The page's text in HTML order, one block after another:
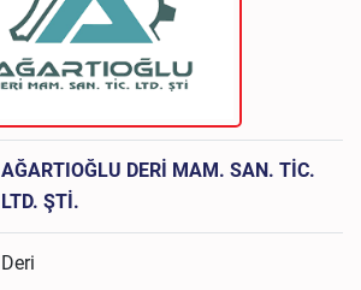
AĞARTIOĞLU DERİ MAM. SAN. TİC.
LTD. ŞTİ.
Deri